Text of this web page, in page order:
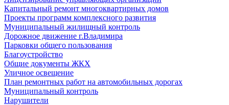
Капитальный ремонт многоквартирных домов
Проекты программ комплексного развития
Муниципальный жилищный контроль
Дорожное движение г.Владимира
Парковки общего пользования
Благоустройство
Общие документы ЖКХ
Уличное освещение
План ремонтных работ на автомобильных дорогах
Муниципальный контроль
Нарушители